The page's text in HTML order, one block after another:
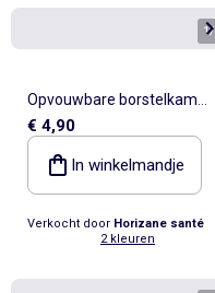
1/
Opvouwbare borstelkam
voor het haar
€ 4,90
In winkelmandje
Verkocht door Horizane santé
2 kleuren